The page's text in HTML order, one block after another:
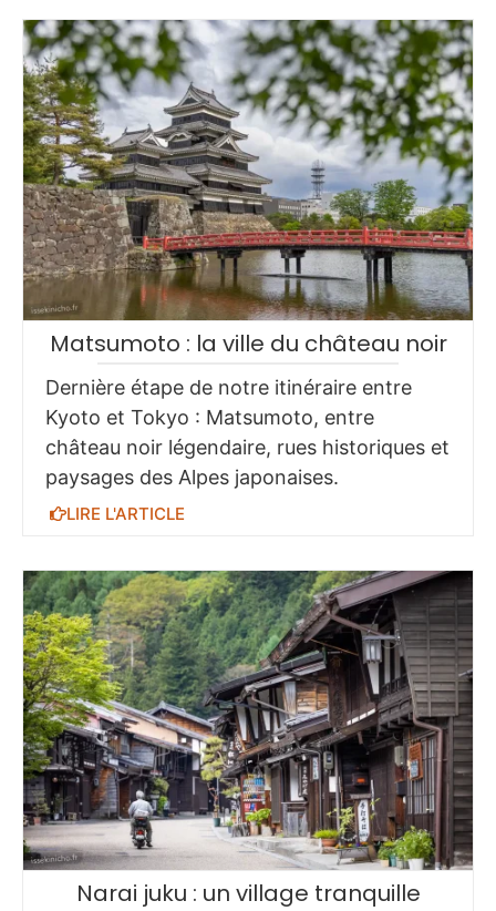
Matsumoto : la ville du château noir
Dernière étape de notre itinéraire entre
Kyoto et Tokyo : Matsumoto, entre
château noir légendaire, rues historiques et
paysages des Alpes japonaises.
LIRE L'ARTICLE
Narai juku : un village tranquille